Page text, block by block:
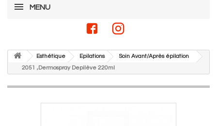
MENU
Esthétique Epilations
Soin Avant/Après épilation
2051 ,Dermospray Depilève 220ml